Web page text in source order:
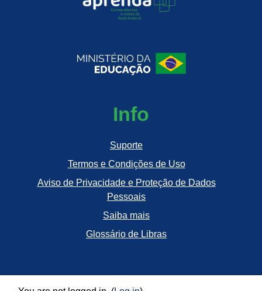
Info
Suporte
Termos e Condições de Uso
Aviso de Privacidade e Proteção de Dados
Pessoais
Saiba mais
Glossário de Libras